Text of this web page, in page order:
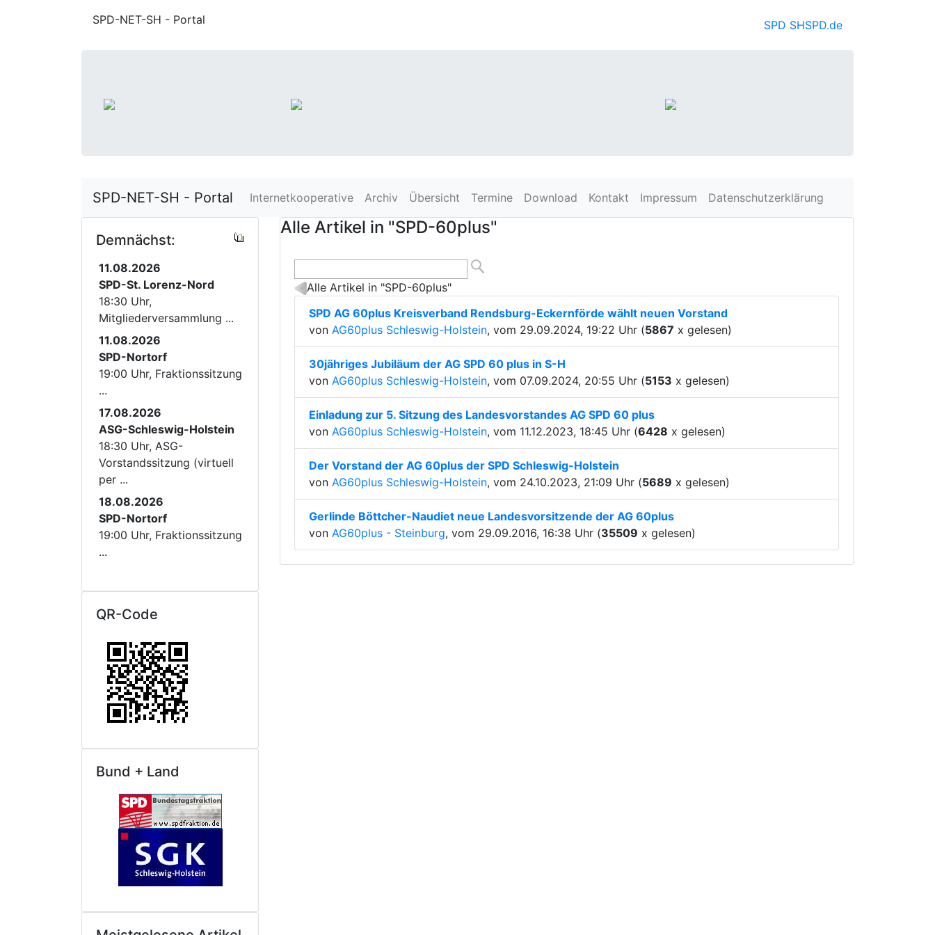
SPD-NET-SH - Portal SPD SHSPD.de
SPD-NET-SH - Portal Internetkooperative Archiv Übersicht Termine Download Kontakt Impressum Datenschutzerklärung
Demnächst:
11.08.2026
SPD-St. Lorenz-Nord
18:30 Uhr,
Mitgliederversammlung ...
11.08.2026
SPD-Nortorf
19:00 Uhr, Fraktionssitzung
...
17.08.2026
ASG-Schleswig-Holstein
18:30 Uhr, ASG-
Vorstandssitzung (virtuell
per ...
18.08.2026
SPD-Nortorf
19:00 Uhr, Fraktionssitzung
...
QR-Code
Bund + Land
Alle Artikel in "SPD-60plus"
Alle Artikel in "SPD-60plus"
SPD AG 60plus Kreisverband Rendsburg-Eckernförde wählt neuen Vorstand
von AG60plus Schleswig-Holstein, vom 29.09.2024, 19:22 Uhr (5867 x gelesen)
30jähriges Jubiläum der AG SPD 60 plus in S-H
von AG60plus Schleswig-Holstein, vom 07.09.2024, 20:55 Uhr (5153 x gelesen)
Einladung zur 5. Sitzung des Landesvorstandes AG SPD 60 plus
von AG60plus Schleswig-Holstein, vom 11.12.2023, 18:45 Uhr (6428 x gelesen)
Der Vorstand der AG 60plus der SPD Schleswig-Holstein
von AG60plus Schleswig-Holstein, vom 24.10.2023, 21:09 Uhr (5689 x gelesen)
Gerlinde Böttcher-Naudiet neue Landesvorsitzende der AG 60plus
von AG60plus - Steinburg, vom 29.09.2016, 16:38 Uhr (35509 x gelesen)